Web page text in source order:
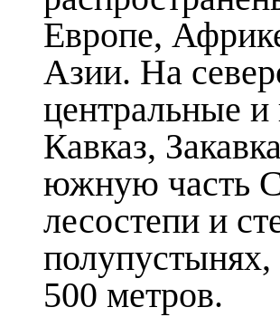
Европе,
Азии. На
центральные
Кавказ,
южную часть
лесостепи и
полупустынях,
500 метров.